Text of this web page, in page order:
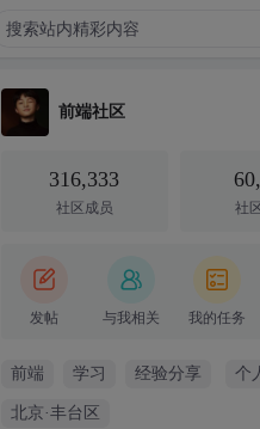
前端社区
316,333
社区成员 社
发帖 与我相关 我的任务
前端 学习 经验分享 个
北京·丰台区